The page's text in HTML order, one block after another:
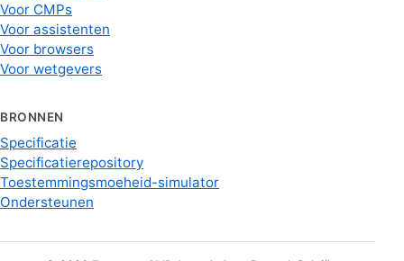
Voor CMPs
Voor assistenten
Voor browsers
Voor wetgevers
BRONNEN
Specificatie
Specificatierepository
Toestemmingsmoeheid-simulator
Ondersteunen